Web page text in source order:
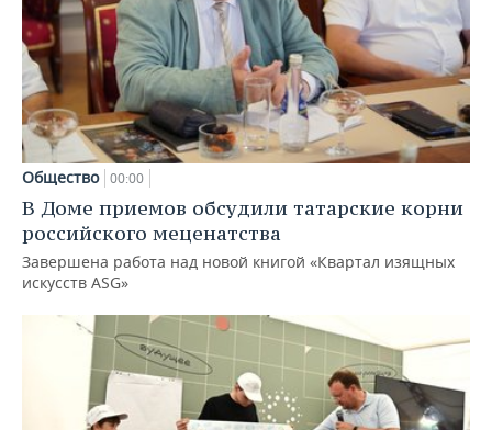
Общество 00:00
В Доме приемов обсудили татарские корни
российского меценатства
Завершена работа над новой книгой «Квартал изящных
искусств ASG»